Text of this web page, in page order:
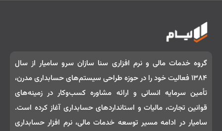
گروه خدمات مالی و نرم‌ افزاری سنا سازان سرو سامیار از سال
۱۳۸۴ فعالیت خود را در حوزه طراحی سیستم‌های حسابداری مدرن،
تأمین سرمایه انسانی و ارائه مشاوره کسب‌وکار در زمینه‌های
قوانین تجارت، مالیات و استانداردهای حسابداری آغاز کرده است.
سامیار در ادامه مسیر توسعه خدمات مالی، نرم‌ افزار حسابداری